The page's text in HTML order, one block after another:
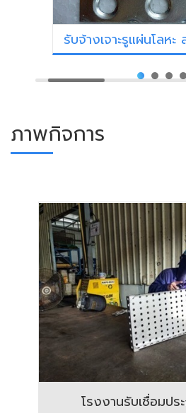
รับจ้างเจาะรูแผ่นโลหะ
ภาพกิจการ
โรงงานรับเชื่อมปร